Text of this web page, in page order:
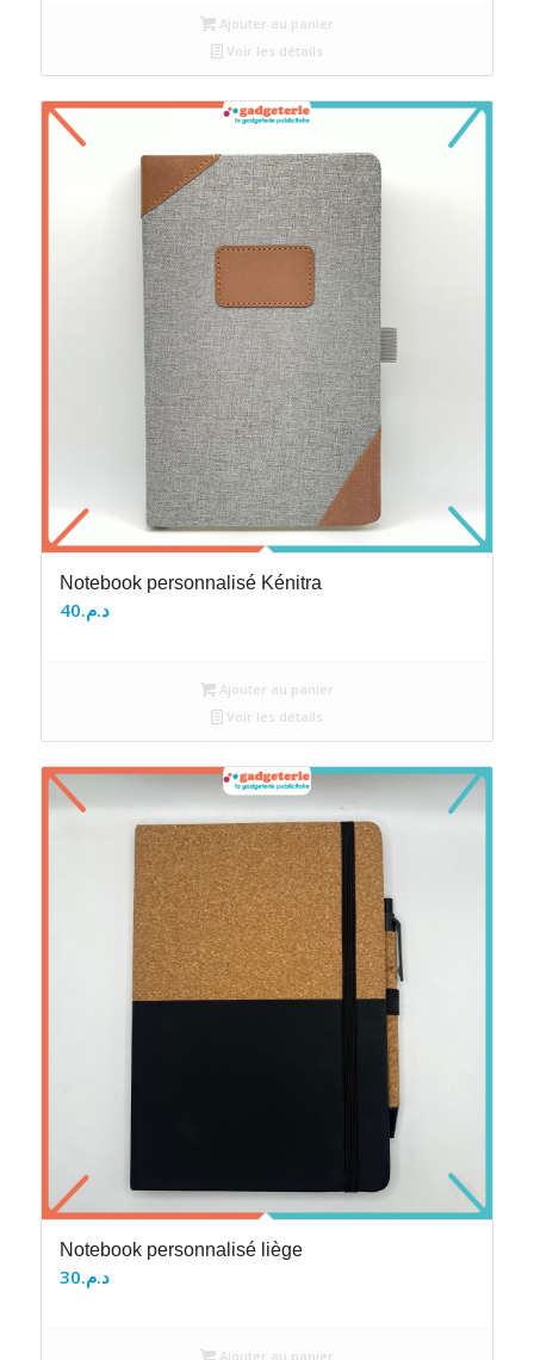
Ajouter au panier
Voir les détails
Notebook personnalisé Kénitra
د.م.40
Ajouter au panier
Voir les détails
Notebook personnalisé liège
د.م.30
Ajouter au panier